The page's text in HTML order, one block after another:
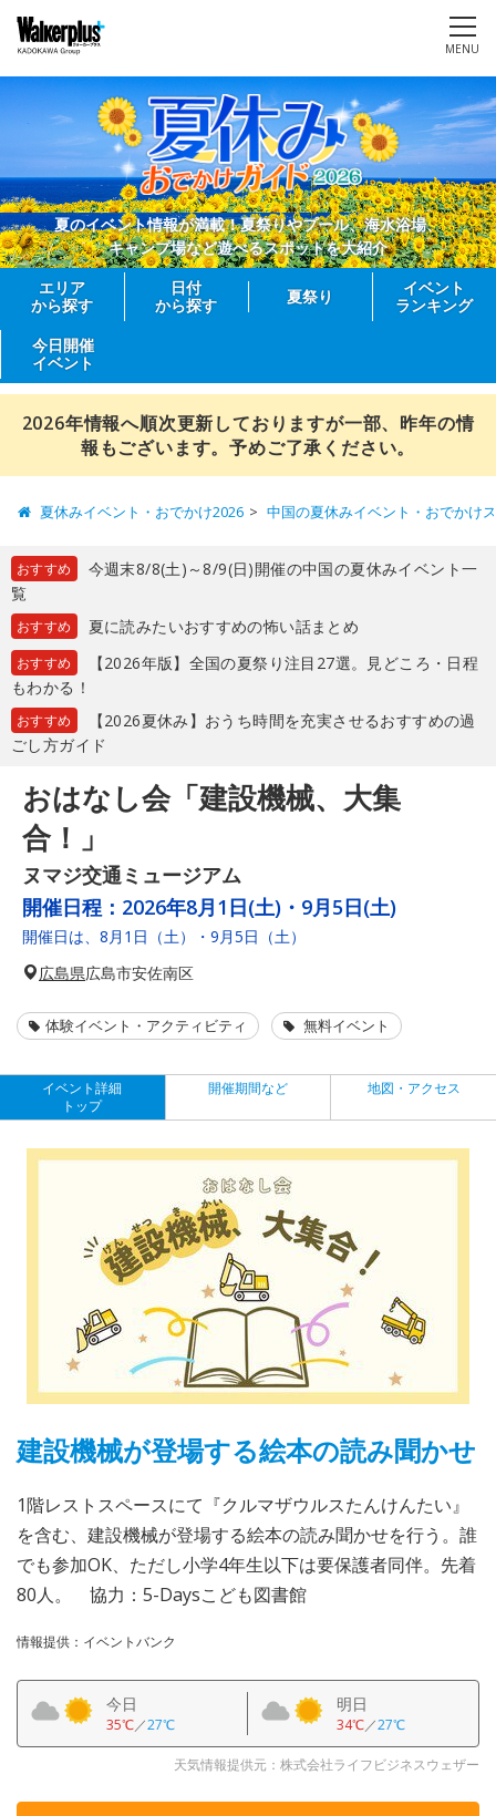
MENU
夏のイベント情報が満載！夏祭りやプール、海水浴場、
キャンプ場など遊べるスポットを大紹介
エリア
から探す
日付
から探す
夏祭り
イベント
ランキング
今日開催
イベント
2026年情報へ順次更新しておりますが一部、昨年の情
報もございます。予めご了承ください。
夏休みイベント・おでかけ2026 中国の夏休みイベント・おでかけ
おすすめ
今週末8/8(土)～8/9(日)開催の中国の夏休みイベント一
覧
おすすめ 夏に読みたいおすすめの怖い話まとめ
おすすめ
【2026年版】全国の夏祭り注目27選。見どころ・日程
もわかる！
おすすめ
【2026夏休み】おうち時間を充実させるおすすめの過
ごし方ガイド
おはなし会「建設機械、大集
合！」
ヌマジ交通ミュージアム
開催日程： 2026年8月1日(土)・9月5日(土)
開催日は、8月1日（土）・9月5日（土）
広島県広島市安佐南区
体験イベント・アクティビティ 無料イベント
イベント詳細
トップ
開催期間など 地図・アクセス
建設機械が登場する絵本の読み聞かせ
1階レストスペースにて『クルマザウルスたんけんたい』
を含む、建設機械が登場する絵本の読み聞かせを行う。誰
でも参加OK、ただし小学4年生以下は要保護者同伴。先着
80人。 協力：5-Daysこども図書館
情報提供：イベントバンク
今日
35℃／27℃
明日
34℃／27℃
天気情報提供元：株式会社ライフビジネスウェザー